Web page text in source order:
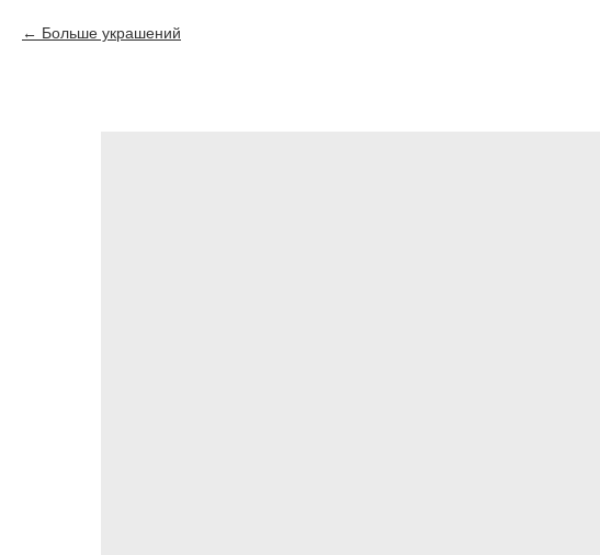
Больше украшений